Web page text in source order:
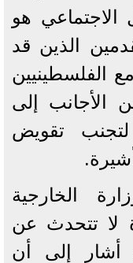
الاجتماعي هو
الذين قد
الفلسطينيين
الأجانب إلى
لتجنب تقويض
الخارجية
لا تتحدث عن
أشار إلى أن